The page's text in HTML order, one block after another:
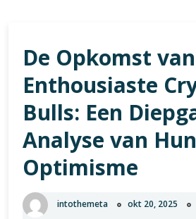
De Opkomst van
Enthousiaste
Bulls: Een
Analyse van Hun
Optimisme
intothemeta okt 20, 2025